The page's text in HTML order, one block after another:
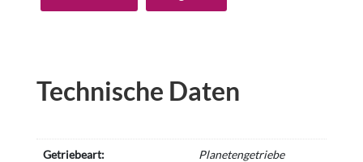
Technische Daten
Getriebeart: Planetengetriebe